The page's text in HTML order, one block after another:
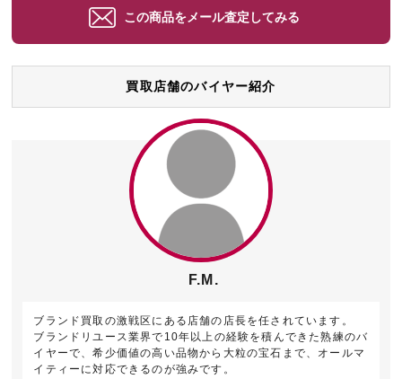
この商品をメール査定してみる
買取店舗のバイヤー紹介
F.M.
ブランド買取の激戦区にある店舗の店長を任されています。
ブランドリユース業界で10年以上の経験を積んできた熟練のバ
イヤーで、希少価値の高い品物から大粒の宝石まで、オールマ
イティーに対応できるのが強みです。